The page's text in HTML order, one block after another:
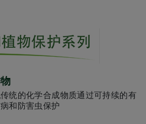
统的化学合成物质通过可持续的有
和防害虫保护